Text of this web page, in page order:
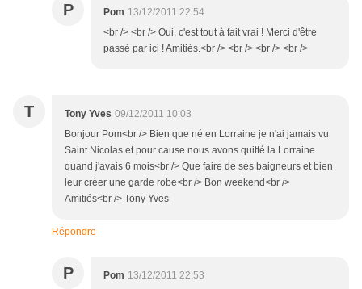
P Pom 13/12/2011 22:54
<br /> <br /> Oui, c'est tout à fait vrai ! Merci d'être
passé par ici ! Amitiés.<br /> <br /> <br /> <br />
T Tony Yves 09/12/2011 10:03
Bonjour Pom<br /> Bien que né en Lorraine je n'ai jamais vu
Saint Nicolas et pour cause nous avons quitté la Lorraine
quand j'avais 6 mois<br /> Que faire de ses baigneurs et bien
leur créer une garde robe<br /> Bon weekend<br />
Amitiés<br /> Tony Yves
Répondre
P Pom 13/12/2011 22:53